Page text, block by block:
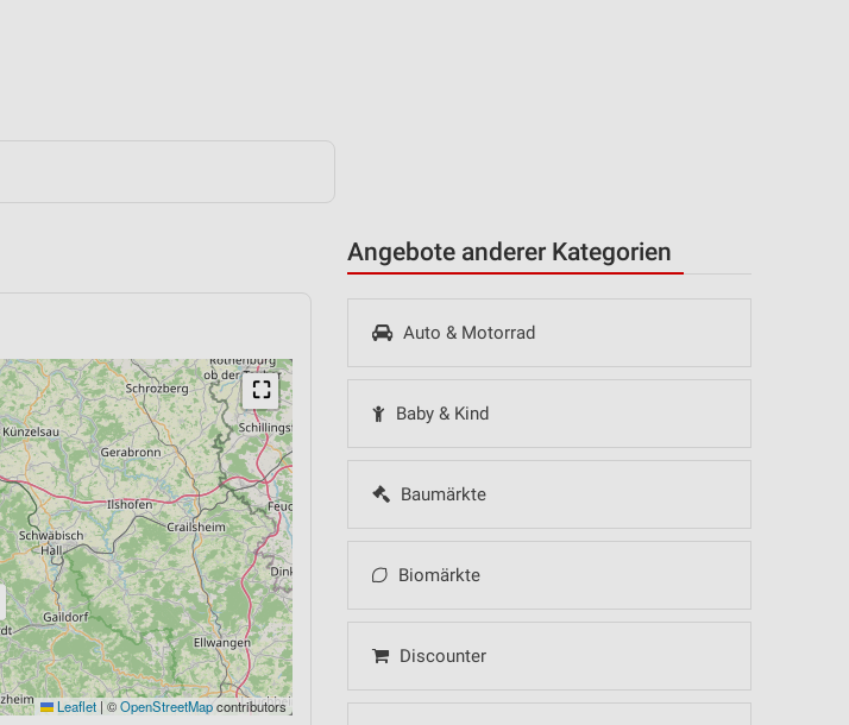
Angebote anderer Kategorien
Auto & Motorrad
Baby & Kind
Baumärkte
Biomärkte
Discounter
⛶
Leaflet | ©OpenStreetMapcontributors